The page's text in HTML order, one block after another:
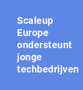
Scaleup
Europe
ondersteunt
jonge
techbedrijven